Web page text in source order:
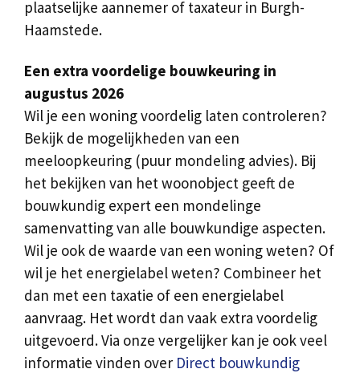
plaatselijke aannemer of taxateur in Burgh-
Haamstede.
Een extra voordelige bouwkeuring in
augustus 2026
Wil je een woning voordelig laten controleren?
Bekijk de mogelijkheden van een
meeloopkeuring (puur mondeling advies). Bij
het bekijken van het woonobject geeft de
bouwkundig expert een mondelinge
samenvatting van alle bouwkundige aspecten.
Wil je ook de waarde van een woning weten? Of
wil je het energielabel weten? Combineer het
dan met een taxatie of een energielabel
aanvraag. Het wordt dan vaak extra voordelig
uitgevoerd. Via onze vergelijker kan je ook veel
informatie vinden over Direct bouwkundig